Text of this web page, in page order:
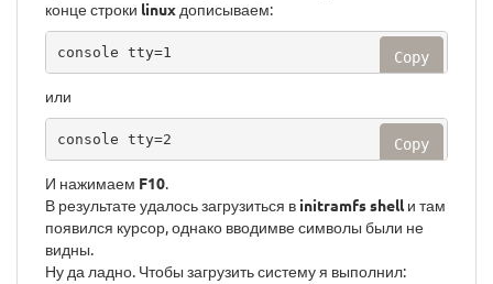
конце строки linux дописываем:
console tty=1 Copy
или
console tty=2 Copy
И нажимаем F10.
В результате удалось загрузиться в initramfs shellи там
появился курсор, однако вводимве символы были не
видны.
Ну да ладно. Чтобы загрузить систему я выполнил: